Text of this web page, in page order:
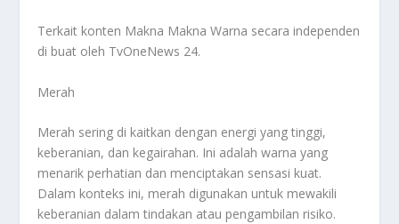
Terkait konten Makna Makna Warna secara independen
di buat oleh TvOneNews 24.
Merah
Merah sering di kaitkan dengan energi yang tinggi,
keberanian, dan kegairahan. Ini adalah warna yang
menarik perhatian dan menciptakan sensasi kuat.
Dalam konteks ini, merah digunakan untuk mewakili
keberanian dalam tindakan atau pengambilan risiko.